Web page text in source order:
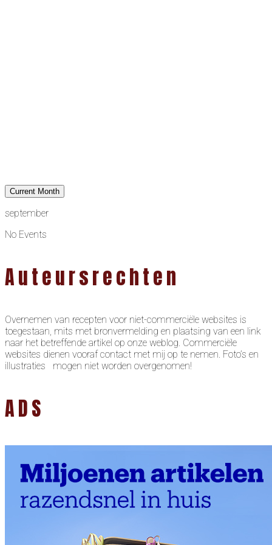
Current Month
september
No Events
Auteursrechten
Overnemen van recepten voor niet-commerciële websites is
toegestaan, mits met bronvermelding en plaatsing van een link
naar het betreffende artikel op onze weblog. Commerciële
websites dienen vooraf contact met mij op te nemen. Foto’s en
illustraties mogen niet worden overgenomen!
ADS